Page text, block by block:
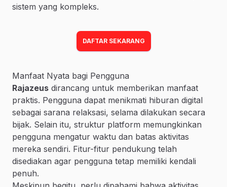
sistem yang kompleks.
DAFTAR SEKARANG
Manfaat Nyata bagi Pengguna
Rajazeus dirancang untuk memberikan manfaat
praktis. Pengguna dapat menikmati hiburan digital
sebagai sarana relaksasi, selama dilakukan secara
bijak. Selain itu, struktur platform memungkinkan
pengguna mengatur waktu dan batas aktivitas
mereka sendiri. Fitur-fitur pendukung telah
disediakan agar pengguna tetap memiliki kendali
penuh.